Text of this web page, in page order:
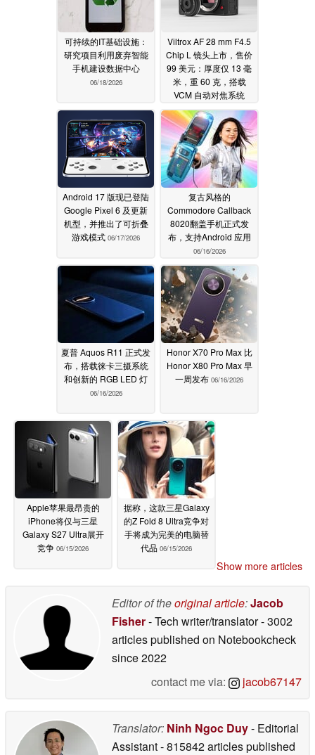
可持续的IT基础设施：
研究项目利用废弃智能
手机建设数据中心
06/18/2026
Viltrox AF 28 mm F4.5
Chip L 镜头上市，售价
99 美元：厚度仅 13 毫
米，重 60 克，搭载
VCM 自动对焦系统
06/17/2026
Android 17 版现已登陆
Google Pixel 6 及更新
机型，并推出了可折叠
游戏模式 06/17/2026
复古风格的
Commodore Callback
8020翻盖手机正式发
布，支持Android 应用
06/16/2026
夏普 Aquos R11 正式发
布，搭载徕卡三摄系统
和创新的 RGB LED 灯
06/16/2026
Honor X70 Pro Max 比
Honor X80 Pro Max 早
一周发布 06/16/2026
Apple苹果最昂贵的
iPhone将仅与三星
Galaxy S27 Ultra展开
竞争 06/15/2026
据称，这款三星Galaxy
的Z Fold 8 Ultra竞争对
手将成为完美的电脑替
代品 06/15/2026
Show more articles
Editor of theoriginal article:Jacob
Fisher- Tech writer/translator- 3002
articles published on Notebookcheck
since 2022
contact me via:
jacob67147
Translator: Ninh Ngoc Duy- Editorial
Assistant- 815842 articles published